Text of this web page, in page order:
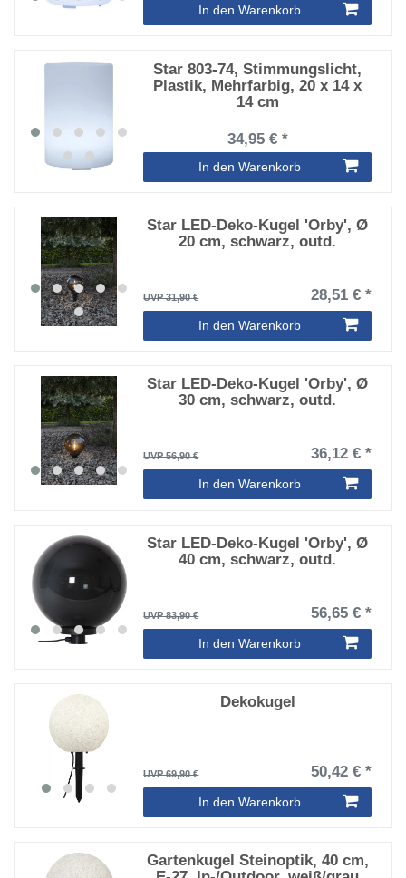
In den Warenkorb
Star 803-74, Stimmungslicht,
Plastik, Mehrfarbig, 20 x 14 x
14 cm
34,95 € *
In den Warenkorb
Star LED-Deko-Kugel 'Orby', Ø
20 cm, schwarz, outd.
UVP 31,90 € 28,51 € *
In den Warenkorb
Star LED-Deko-Kugel 'Orby', Ø
30 cm, schwarz, outd.
UVP 56,90 € 36,12 € *
In den Warenkorb
Star LED-Deko-Kugel 'Orby', Ø
40 cm, schwarz, outd.
UVP 83,90 € 56,65 € *
In den Warenkorb
Dekokugel
UVP 69,90 € 50,42 € *
In den Warenkorb
Gartenkugel Steinoptik, 40 cm,